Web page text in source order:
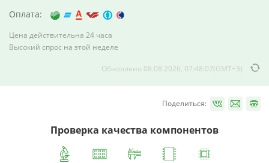
Оплата:
Цена действительна 24 часа
Высокий спрос на этой неделе
Обновлено 08.08.2026, 07:48:07(GMT+3)
Поделиться:
Проверка качества компонентов